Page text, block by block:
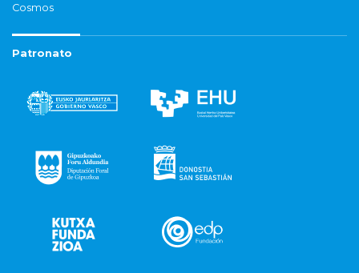
Cosmos
Patronato